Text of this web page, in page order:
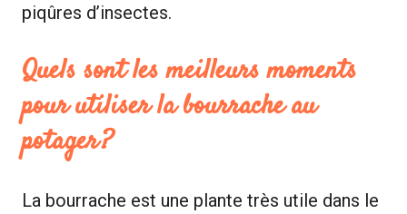
piqûres d’insectes.
Quels sont les meilleurs moments
pour utiliser la bourrache au
potager ?
La bourrache est une plante très utile dans le